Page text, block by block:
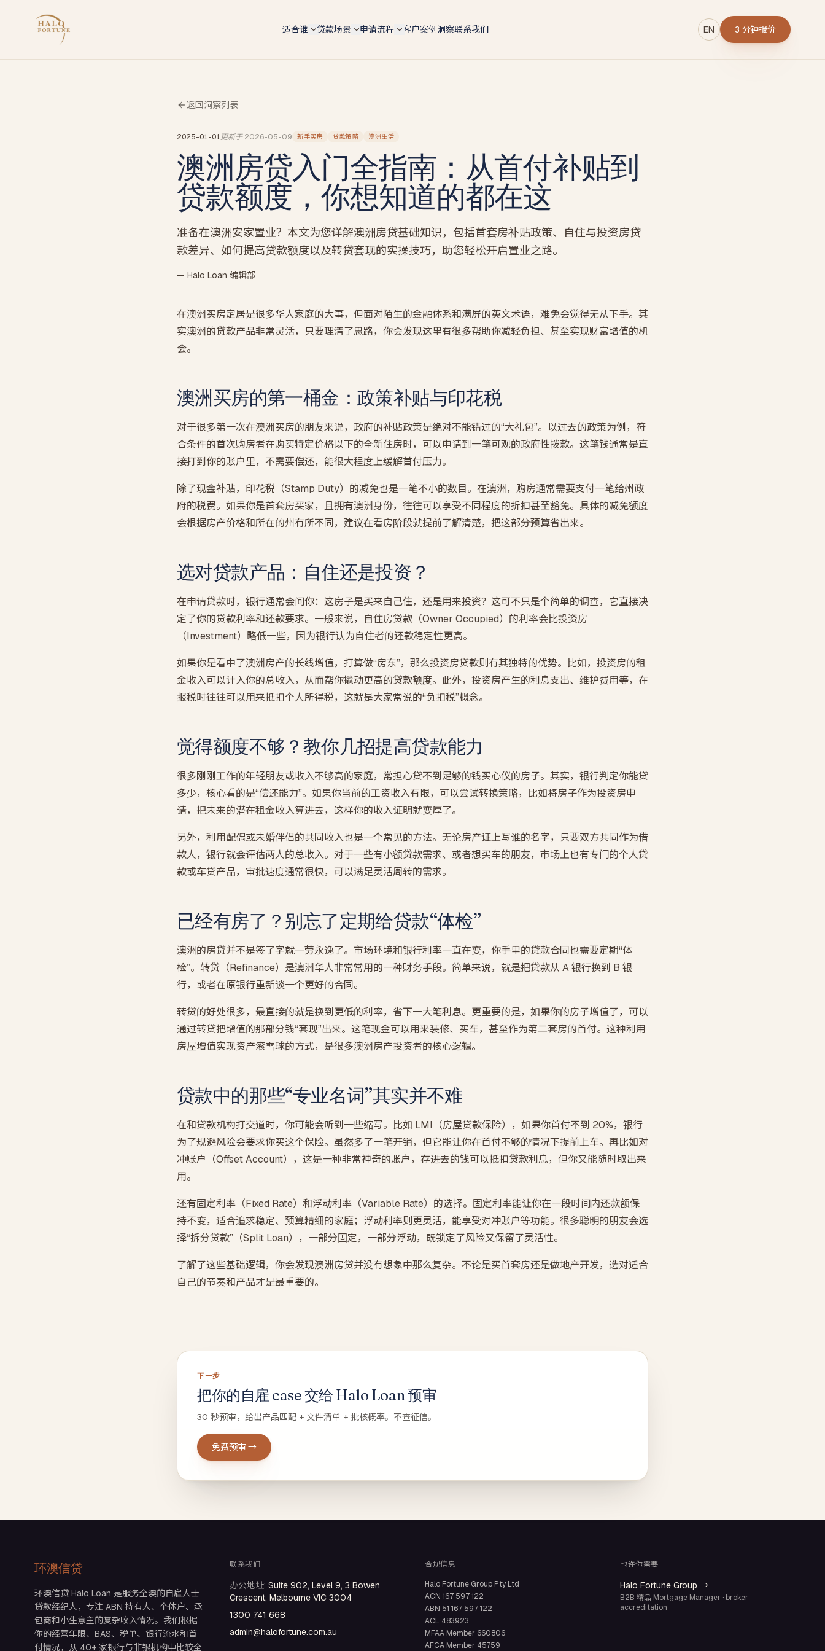
适合谁
自雇人士（总览）
Tradie 蓝领师傅
餐饮老板
餐厅 / 咖啡馆 / 酒吧 — 现金入账打包专项
墨尔本贷款经纪人 新
墨尔本本地自雇房贷专家 · 按区找经纪人（Box Hill /
墨尔本自雇人士
Carlton 餐饮 / Box Hill IT / CBD 设计师 — 本地 suburb
贷款场景
6 大场景总览
投资房 Investment
建房 Construction
商业 Commercial
套现 Cash-out
申请流程
5 步申请流程
Alt-doc 灵活文件
BAS + 流水 + 会计师信组合替代 2 年税单 · 18 家 lender
BAS-only 季报路径
4 季度 BAS + ABN 2 年 · 12 家 lender · 10 天 approval
投资房贷款 新
扩张
建筑贷款
期房贷款
买楼花 · 交割估值缺口提前压测
客户案例洞察联系我们 EN 3 分钟报价
返回洞察列表
2025-01-01更新于 2026-05-09 新手买房 贷款策略 澳洲生活
澳洲房贷入门全指南：从首付补贴到
贷款额度，你想知道的都在这
准备在澳洲安家置业？本文为您详解澳洲房贷基础知识，包括首套房补贴政策、自住与投资房贷
款差异、如何提高贷款额度以及转贷套现的实操技巧，助您轻松开启置业之路。
— Halo Loan 编辑部
在澳洲买房定居是很多华人家庭的大事，但面对陌生的金融体系和满屏的英文术语，难免会觉得无从下手。其
实澳洲的贷款产品非常灵活，只要理清了思路，你会发现这里有很多帮助你减轻负担、甚至实现财富增值的机
会。
澳洲买房的第一桶金：政策补贴与印花税
对于很多第一次在澳洲买房的朋友来说，政府的补贴政策是绝对不能错过的“大礼包”。以过去的政策为例，符
合条件的首次购房者在购买特定价格以下的全新住房时，可以申请到一笔可观的政府性拨款。这笔钱通常是直
接打到你的账户里，不需要偿还，能很大程度上缓解首付压力。
除了现金补贴，印花税（Stamp Duty）的减免也是一笔不小的数目。在澳洲，购房通常需要支付一笔给州政
府的税费。如果你是首套房买家，且拥有澳洲身份，往往可以享受不同程度的折扣甚至豁免。具体的减免额度
会根据房产价格和所在的州有所不同，建议在看房阶段就提前了解清楚，把这部分预算省出来。
选对贷款产品：自住还是投资？
在申请贷款时，银行通常会问你：这房子是买来自己住，还是用来投资？这可不只是个简单的调查，它直接决
定了你的贷款利率和还款要求。一般来说，自住房贷款（Owner Occupied）的利率会比投资房
（Investment）略低一些，因为银行认为自住者的还款稳定性更高。
如果你是看中了澳洲房产的长线增值，打算做“房东”，那么投资房贷款则有其独特的优势。比如，投资房的租
金收入可以计入你的总收入，从而帮你撬动更高的贷款额度。此外，投资房产生的利息支出、维护费用等，在
报税时往往可以用来抵扣个人所得税，这就是大家常说的“负扣税”概念。
觉得额度不够？教你几招提高贷款能力
很多刚刚工作的年轻朋友或收入不够高的家庭，常担心贷不到足够的钱买心仪的房子。其实，银行判定你能贷
多少，核心看的是“偿还能力”。如果你当前的工资收入有限，可以尝试转换策略，比如将房子作为投资房申
请，把未来的潜在租金收入算进去，这样你的收入证明就变厚了。
另外，利用配偶或未婚伴侣的共同收入也是一个常见的方法。无论房产证上写谁的名字，只要双方共同作为借
款人，银行就会评估两人的总收入。对于一些有小额贷款需求、或者想买车的朋友，市场上也有专门的个人贷
款或车贷产品，审批速度通常很快，可以满足灵活周转的需求。
已经有房了？别忘了定期给贷款“体检”
澳洲的房贷并不是签了字就一劳永逸了。市场环境和银行利率一直在变，你手里的贷款合同也需要定期“体
检”。转贷（Refinance）是澳洲华人非常常用的一种财务手段。简单来说，就是把贷款从 A 银行换到 B 银
行，或者在原银行重新谈一个更好的合同。
转贷的好处很多，最直接的就是换到更低的利率，省下一大笔利息。更重要的是，如果你的房子增值了，可以
通过转贷把增值的那部分钱“套现”出来。这笔现金可以用来装修、买车，甚至作为第二套房的首付。这种利用
房屋增值实现资产滚雪球的方式，是很多澳洲房产投资者的核心逻辑。
贷款中的那些“专业名词”其实并不难
在和贷款机构打交道时，你可能会听到一些缩写。比如 LMI（房屋贷款保险），如果你首付不到 20%，银行
为了规避风险会要求你买这个保险。虽然多了一笔开销，但它能让你在首付不够的情况下提前上车。再比如对
冲账户（Offset Account），这是一种非常神奇的账户，存进去的钱可以抵扣贷款利息，但你又能随时取出来
用。
还有固定利率（Fixed Rate）和浮动利率（Variable Rate）的选择。固定利率能让你在一段时间内还款额保
持不变，适合追求稳定、预算精细的家庭；浮动利率则更灵活，能享受对冲账户等功能。很多聪明的朋友会选
择“拆分贷款”（Split Loan），一部分固定，一部分浮动，既锁定了风险又保留了灵活性。
了解了这些基础逻辑，你会发现澳洲房贷并没有想象中那么复杂。不论是买首套房还是做地产开发，选对适合
自己的节奏和产品才是最重要的。
下一步
把你的自雇 case 交给 Halo Loan 预审
30 秒预审，给出产品匹配 + 文件清单 + 批核概率。不查征信。
免费预审 →
环澳信贷
环澳信贷 Halo Loan 是服务全澳的自雇人士
贷款经纪人，专注 ABN 持有人、个体户、承
包商和小生意主的复杂收入情况。我们根据
你的经营年限、BAS、税单、银行流水和首
付情况，从 40+ 家银行与非银机构中比较全
联系我们
办公地址: Suite 902, Level 9, 3 Bowen
Crescent, Melbourne VIC 3004
1300 741 668
admin@halofortune.com.au
合规信息
Halo Fortune Group Pty Ltd
ACN 167 597 122
ABN 51 167 597 122
ACL 483923
MFAA Member 660806
AFCA Member 45759
也许你需要
Halo Fortune Group →
B2B 精品 Mortgage Manager · broker
accreditation